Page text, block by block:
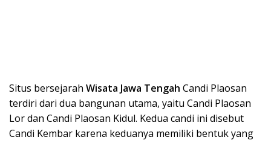
Situs bersejarah Wisata Jawa Tengah Candi Plaosan
terdiri dari dua bangunan utama, yaitu Candi Plaosan
Lor dan Candi Plaosan Kidul. Kedua candi ini disebut
Candi Kembar karena keduanya memiliki bentuk yang